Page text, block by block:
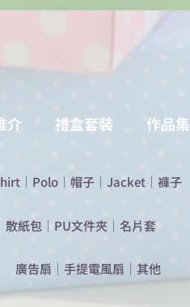
介 禮盒套裝 作品集
｜ Polo ｜ 帽子 ｜ Jacket ｜ 褲子
散紙包 ｜ PU文件夾 ｜ 名片套
​廣告扇 ｜ 手提電風扇 ｜ 其他